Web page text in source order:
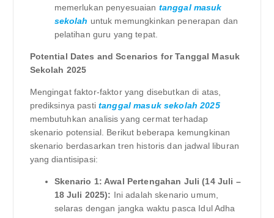
memerlukan penyesuaian tanggal masuk
sekolah untuk memungkinkan penerapan dan
pelatihan guru yang tepat.
Potential Dates and Scenarios for Tanggal Masuk
Sekolah 2025
Mengingat faktor-faktor yang disebutkan di atas,
prediksinya pastitanggal masuk sekolah 2025
membutuhkan analisis yang cermat terhadap
skenario potensial. Berikut beberapa kemungkinan
skenario berdasarkan tren historis dan jadwal liburan
yang diantisipasi:
Skenario 1: Awal Pertengahan Juli (14 Juli –
18 Juli 2025): Ini adalah skenario umum,
selaras dengan jangka waktu pasca Idul Adha